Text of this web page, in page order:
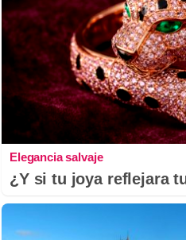
Elegancia salvaje
¿Y si tu joya reflejara